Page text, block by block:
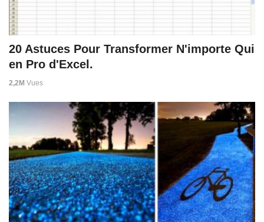
20 Astuces Pour Transformer N'importe Qui
en Pro d'Excel.
2,2M Vues